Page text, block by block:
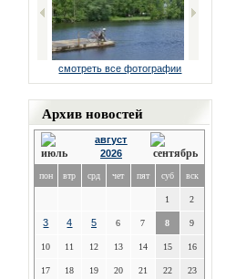
смотреть все фотографии
Архив новостей
август
2026
пон втр срд чет пят суб вск
1 2
3 4 5 6 7 8 9
10 11 12 13 14 15 16
17 18 19 20 21 22 23